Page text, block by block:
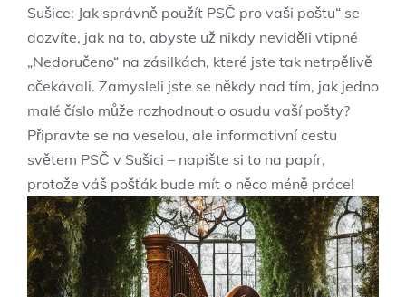
Sušice: Jak správně použít PSČ pro vaši poštu“ se
dozvíte, jak na to, abyste už nikdy neviděli vtipné
„Nedoručeno“ na zásilkách, které jste tak netrpělivě
očekávali. Zamysleli jste se někdy nad tím, jak jedno
malé číslo může rozhodnout o osudu vaší pošty?
Připravte se na veselou, ale informativní cestu
světem PSČ v Sušici – napište si to na papír,
protože váš pošťák bude mít o něco méně práce!